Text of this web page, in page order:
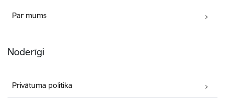
Par mums
Noderīgi
Privātuma politika